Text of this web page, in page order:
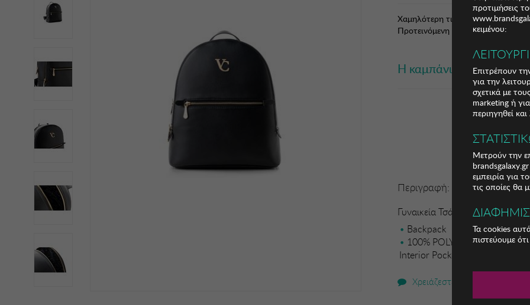
Χαμηλότερη τιμή 30 ημερών:
Προτεινόμενη Λ.Τ.: 100,99 € (63,73%)
Η καμπάνια έχει λήξει
Περιγραφή:
Γυναικεία Τσάντα Vince Camuto
Backpack
100% POLYVINYL
Interior Pockets: 2
Χρειάζεστε βοήθεια;
προτιμήσεις
κειμένου:
Επιτρέπουν
για την
σχετικά με
marketing ή
περιηγηθεί
Μετρούν την
εμπειρία για
τις οποίες θα
Τα cookies
πιστεύουμε